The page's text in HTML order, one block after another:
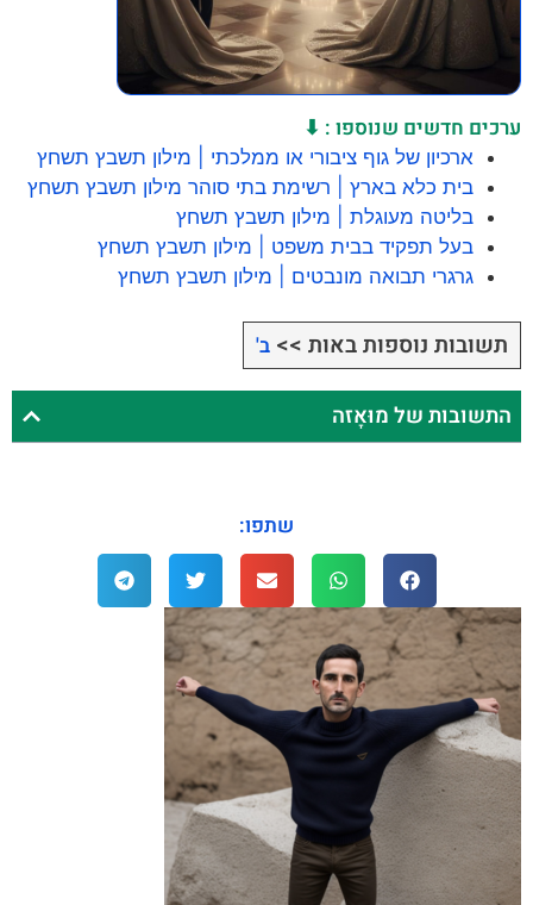
ערכים חדשים שנוספו : ⬇
ארכיון של גוף ציבורי או ממלכתי | מילון תשבץ תשחץ
בית כלא בארץ | רשימת בתי סוהר מילון תשבץ תשחץ
בליטה מעוגלת | מילון תשבץ תשחץ
בעל תפקיד בבית משפט | מילון תשבץ תשחץ
גרגרי תבואה מונבטים | מילון תשבץ תשחץ
תשובות נוספות באות >> ב'
התשובות של מוּאָזה
שתפו: